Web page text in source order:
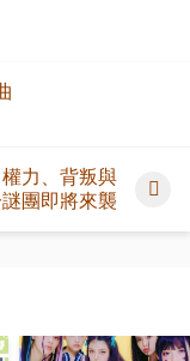
力、背叛與
團即將來襲